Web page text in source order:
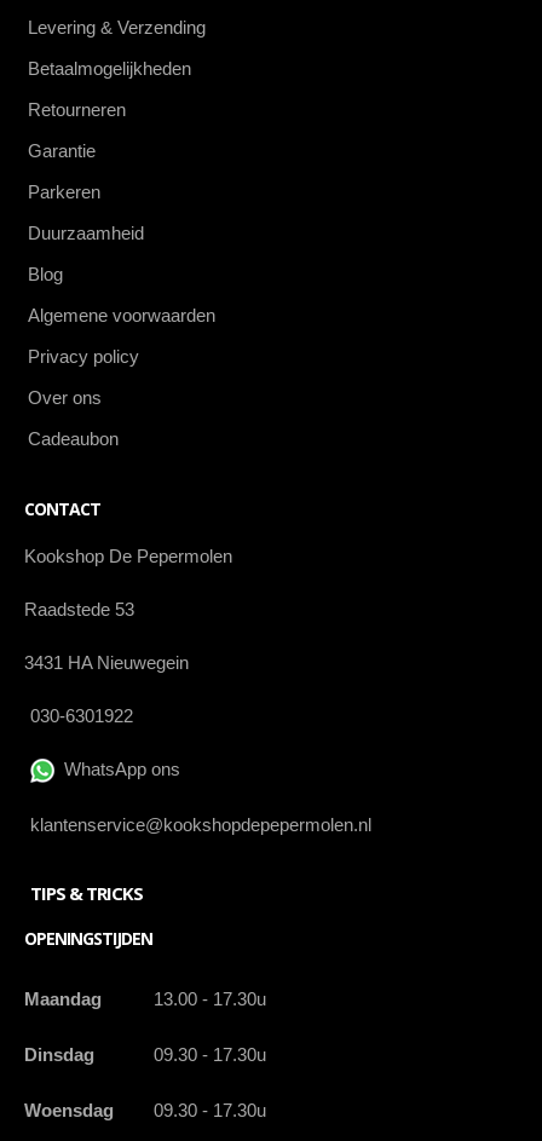
Levering & Verzending
Betaalmogelijkheden
Retourneren
Garantie
Parkeren
Duurzaamheid
Blog
Algemene voorwaarden
Privacy policy
Over ons
Cadeaubon
CONTACT
Kookshop De Pepermolen
Raadstede 53
3431 HA Nieuwegein
030-6301922
WhatsApp ons
klantenservice@kookshopdepepermolen.nl
TIPS & TRICKS
OPENINGSTIJDEN
Maandag 13.00 - 17.30u
Dinsdag 09.30 - 17.30u
Woensdag 09.30 - 17.30u